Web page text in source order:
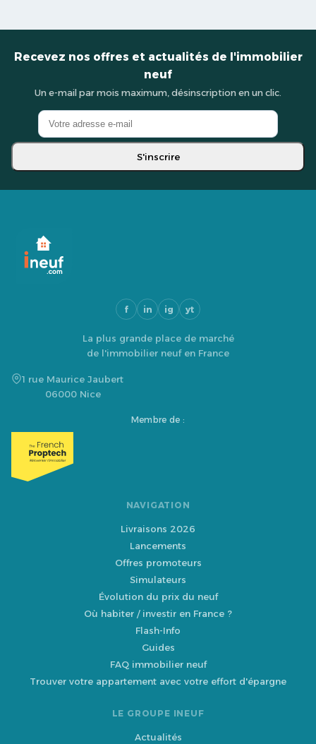
Recevez nos offres et actualités de l'immobilier
neuf
Un e-mail par mois maximum, désinscription en un clic.
S'inscrire
f in ig yt
La plus grande place de marché
de l'immobilier neuf en France
1 rue Maurice Jaubert
06000 Nice
Membre de :
NAVIGATION
Livraisons 2026
Lancements
Offres promoteurs
Simulateurs
Évolution du prix du neuf
Où habiter / investir en France ?
Flash-Info
Guides
FAQ immobilier neuf
Trouver votre appartement avec votre effort d'épargne
LE GROUPE INEUF
Actualités